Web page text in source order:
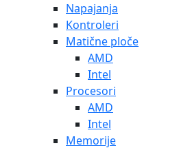
Napajanja
Kontroleri
Matične ploče
AMD
Intel
Procesori
AMD
Intel
Memorije